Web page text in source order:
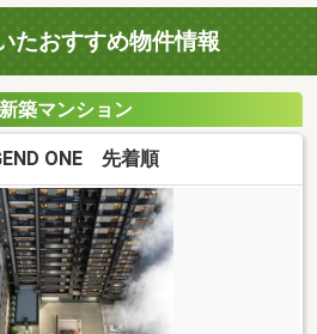
たおすすめ物件情報
築マンション
ONE 先着順